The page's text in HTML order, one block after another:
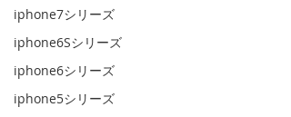
iphone7シリーズ
iphone6Sシリーズ
iphone6シリーズ
iphone5シリーズ